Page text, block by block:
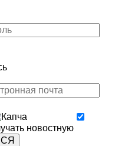
новостную